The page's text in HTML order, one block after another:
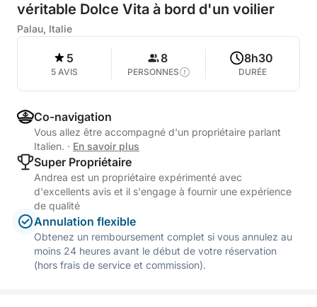
véritable Dolce Vita à bord d'un voilier
Palau, Italie
5
5 AVIS
8
PERSONNES
8h30
DURÉE
Co-navigation
Vous allez être accompagné d'un propriétaire parlant
Italien. · En savoir plus
Super Propriétaire
Andrea est un propriétaire expérimenté avec
d'excellents avis et il s'engage à fournir une expérience
de qualité
Annulation flexible
Obtenez un remboursement complet si vous annulez au
moins 24 heures avant le début de votre réservation
(hors frais de service et commission).